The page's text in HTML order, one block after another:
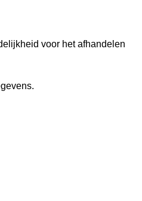
voor het afhandelen